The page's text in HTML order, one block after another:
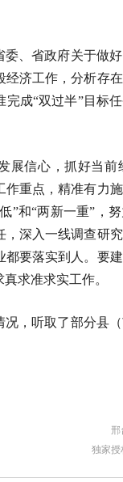
、省政府关于做
济工作，分析存
成“双过半”目标
展信心，抓好当
重点，精准有力
”和“两新一重”，
深入一线调查研
要落实到人。要
求准求实工作。
，听取了部分县
邢
独家授